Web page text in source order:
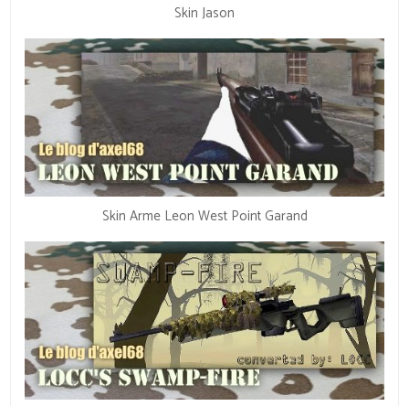
Skin Jason
Skin Arme Leon West Point Garand